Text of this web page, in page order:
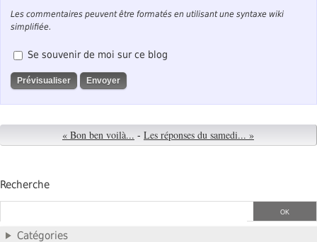
Les commentaires peuvent être formatés en utilisant une syntaxe wiki
simplifiée.
Se souvenir de moi sur ce blog
« Bon ben voilà... - Les réponses du samedi... »
Recherche
Catégories